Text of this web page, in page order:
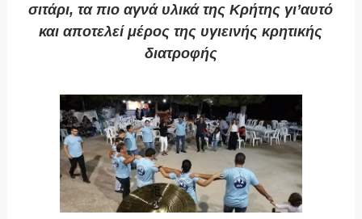
σιτάρι, τα πιο αγνά υλικά της Κρήτης γι’αυτό
και αποτελεί μέρος της υγιεινής κρητικής
διατροφής